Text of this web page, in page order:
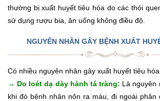
thường bị xuất huyết tiêu hóa do các thói
sử dụng rượu bia, ăn uống không điều độ.
NGUYÊN NHÂN GÂY BỆNH XUẤT
Có nhiều nguyên nhân gây xuất huyết tiêu
→ Do loét dạ dày hành tá tràng: Là nguyên
khi đó bệnh nhân nôn ra máu, đi ngoài phân